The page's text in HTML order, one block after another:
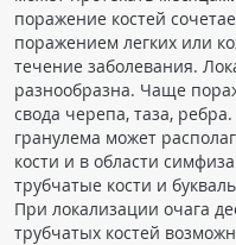
поражение костей
поражением легких или
течение заболевания.
разнообразна. Чаще
свода черепа, таза,
гранулема может
кости и в области
трубчатые кости и
При локализации очага
трубчатых костей